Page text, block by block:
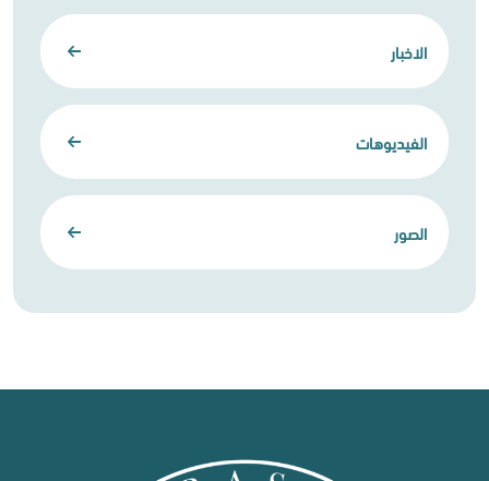
الاخبار
الفيديوهات
الصور